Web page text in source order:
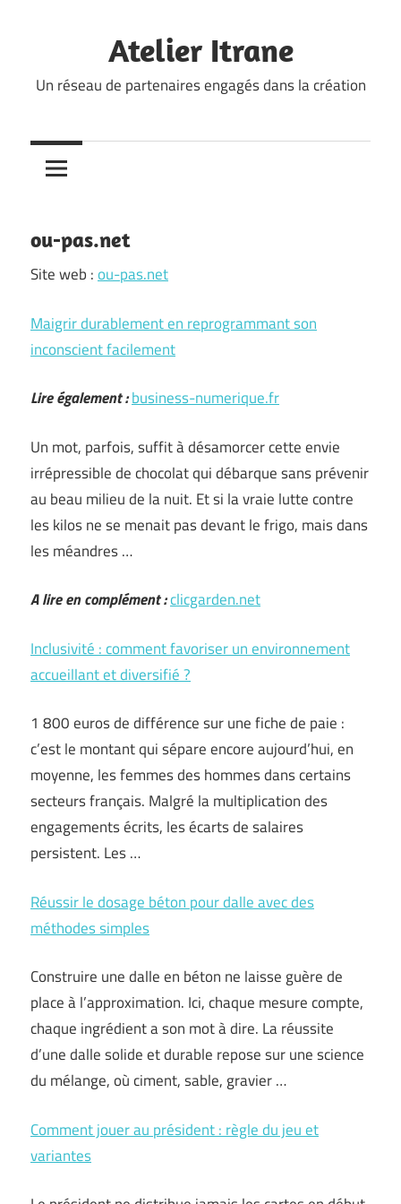
Atelier Itrane
Un réseau de partenaires engagés dans la création
ou-pas.net
Site web :ou-pas.net
Maigrir durablement en reprogrammant son
inconscient facilement
Lire également :business-numerique.fr
Un mot, parfois, suffit à désamorcer cette envie
irrépressible de chocolat qui débarque sans prévenir
au beau milieu de la nuit. Et si la vraie lutte contre
les kilos ne se menait pas devant le frigo, mais dans
les méandres …
A lire en complément :clicgarden.net
Inclusivité : comment favoriser un environnement
accueillant et diversifié ?
1 800 euros de différence sur une fiche de paie :
c’est le montant qui sépare encore aujourd’hui, en
moyenne, les femmes des hommes dans certains
secteurs français. Malgré la multiplication des
engagements écrits, les écarts de salaires
persistent. Les …
Réussir le dosage béton pour dalle avec des
méthodes simples
Construire une dalle en béton ne laisse guère de
place à l’approximation. Ici, chaque mesure compte,
chaque ingrédient a son mot à dire. La réussite
d’une dalle solide et durable repose sur une science
du mélange, où ciment, sable, gravier …
Comment jouer au président : règle du jeu et
variantes